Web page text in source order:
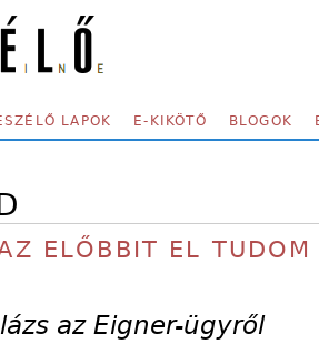
LAPOK E-KIKÖTŐ BLOGOK
ELŐBBIT EL
az Eigner-ügyről